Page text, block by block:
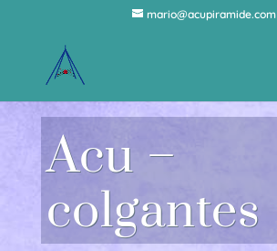
mario@acupiramide.com
Acu –
colgantes